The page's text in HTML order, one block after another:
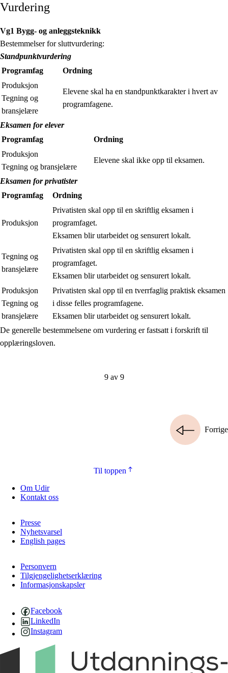
Vurdering
Vg1 Bygg- og anleggsteknikk
Bestemmelser for sluttvurdering:
Standpunktvurdering
Programfag
Ordning
Produksjon
Tegning og
bransjelære
Elevene skal ha en standpunktkarakter i hvert av
programfagene.
Eksamen for elever
Programfag
Ordning
Produksjon
Tegning og bransjelære
Elevene skal ikke opp til eksamen.
Eksamen for privatister
Programfag
Ordning
Produksjon
Privatisten skal opp til en skriftlig eksamen i
programfaget.
Eksamen blir utarbeidet og sensurert lokalt.
Tegning og
bransjelære
Privatisten skal opp til en skriftlig eksamen i
programfaget.
Eksamen blir utarbeidet og sensurert lokalt.
Produksjon
Tegning og
bransjelære
Privatisten skal opp til en tverrfaglig praktisk eksamen
i disse felles programfagene.
Eksamen blir utarbeidet og sensurert lokalt.
De generelle bestemmelsene om vurdering er fastsatt i forskrift til
opplæringsloven.
9 av 9
Forrige
Til toppen
Om Udir
Kontakt oss
Presse
Nyhetsvarsel
English pages
Personvern
Tilgjengelighetserklæring
Informasjonskapsler
Facebook
LinkedIn
Instagram